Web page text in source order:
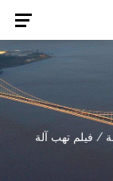
/ فيلم تهب آلة